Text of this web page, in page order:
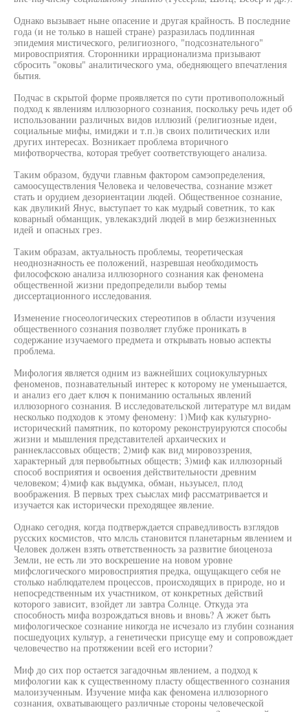
Однако вызывает ныне опасение и другая крайность. В последние
года (и не только в нашей стране) разразилась подлинная
эпидемия мистического, религиозного, "подсознательного"
мировосприятия. Сторонники иррационализма призывают
сбросить "оковы" аналитического ума, обедняющего впечатления
бытия.
Подчас в скрытой форме проявляется по сути противоположный
подход к явлениям иллюзорного сознания, поскольку речь идет об
использовании различных видов иллюзий (религиозные идеи,
социальные мифы, имиджи и т.п.)в своих политических или
других интересах. Возникает проблема вторичного
мифотворчества, которая требует соответствующего анализа.
Таким образом, будучи главньм фактором самэопределения,
самоосуществления Человека и человечества, сознание мзжет
стать и орудием дезориентации людей. Общественное сознание,
как двуликий Янус, выступает то как мудрый советник, то как
коварный обманщик, увлекакздий людей в мир безжизненных
идей и опасных грез.
Таким образам, актуальность проблемы, теоретическая
неоднозначность ее положений, назревшая необходимость
философскою анализа иллюзорного сознания как феномена
общественной жизни предопределили выбор темы
диссертационного исследования.
Изменение гносеологических стереотипов в области изучения
общественного сознания позволяет глубже проникать в
содержание изучаемого предмета и открывать новью аспекты
проблема.
Мифология является одним из важнейших социокультурных
феноменов, познавательный интерес к которому не уменьшается,
и анализ его дает ключ к пониманию остальных явлений
иллюзорного сознания. В исследовательской литературе мл видам
несколько подходов к этому феномену: 1)Миф как культурно-
исторический памятник, по которому реконструируются способы
жизни и мышления представителей архаических и
раннеклассовых обществ; 2)миф как вид мировоззрения,
характерный для первобытных обществ; 3)миф как иллюзорный
способ восприятия и освоения действительности древним
человеком; 4)миф как выдумка, обман, ньзуысел, плод
воображения. В первых трех съыслах миф рассматривается и
изучается как исторически преходящее явление.
Однако сегодня, когда подтверждается справедливость взглядов
русских космистов, что млсль становится планетарньм явлением и
Человек должен взять ответственность за развитие биоценоза
Земли, не есть ли это воскрешение на новом уровне
мифслогического мировосприятия предка, ощущакщего себя не
столько наблюдателем процессов, происходящих в природе, но и
непосредственным их участником, от конкретных действий
которого зависит, взойдет ли завтра Солнце. Откуда эта
способность мифа возрождаться вновь и вновь? А жжет быть
мифологическое сознание никогда не исчезало из глубин сознания
посшедуоцих культур, а генетически присуще ему и сопровождает
человечество на протяжении всей его истории?
Миф до сих пор остается загадочньм явлением, а подход к
мифологии как к существенному пласту общественного сознания
малоизученным. Изучение мифа как феномена иллюзорного
сознания, охватывающего различные стороны человеческой